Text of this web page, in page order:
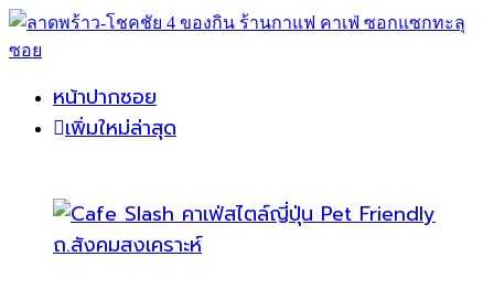
หน้าปากซอย
เพิ่มใหม่ล่าสุด